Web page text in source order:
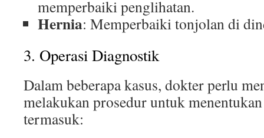
memperbaiki penglihatan.
Hernia: Memperbaiki tonjolan di
3. Operasi Diagnostik
Dalam beberapa kasus, dokter perlu
melakukan prosedur untuk
termasuk: